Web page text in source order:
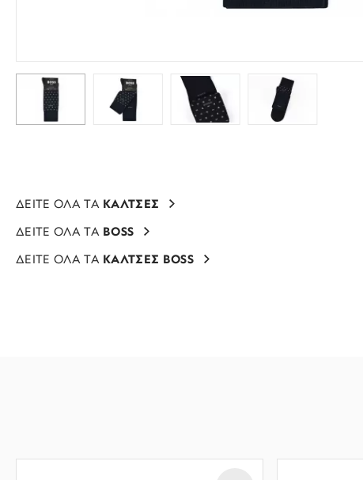
ΔΕΙΤΕ ΟΛΑ ΤΑ ΚΑΛΤΣΕΣ
ΔΕΙΤΕ ΟΛΑ ΤΑ BOSS
ΔΕΙΤΕ ΟΛΑ ΤΑ ΚΑΛΤΣΕΣ BOSS